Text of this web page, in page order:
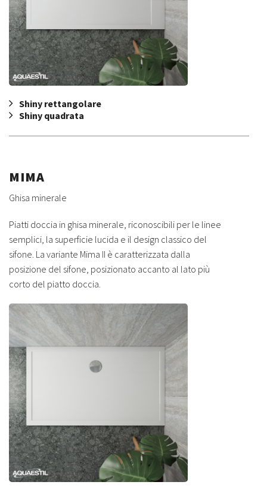
Shiny rettangolare
Shiny quadrata
MIMA
Ghisa minerale
Piatti doccia in ghisa minerale, riconoscibili per le linee
semplici, la superficie lucida e il design classico del
sifone. La variante Mima II è caratterizzata dalla
posizione del sifone, posizionato accanto al lato più
corto del piatto doccia.